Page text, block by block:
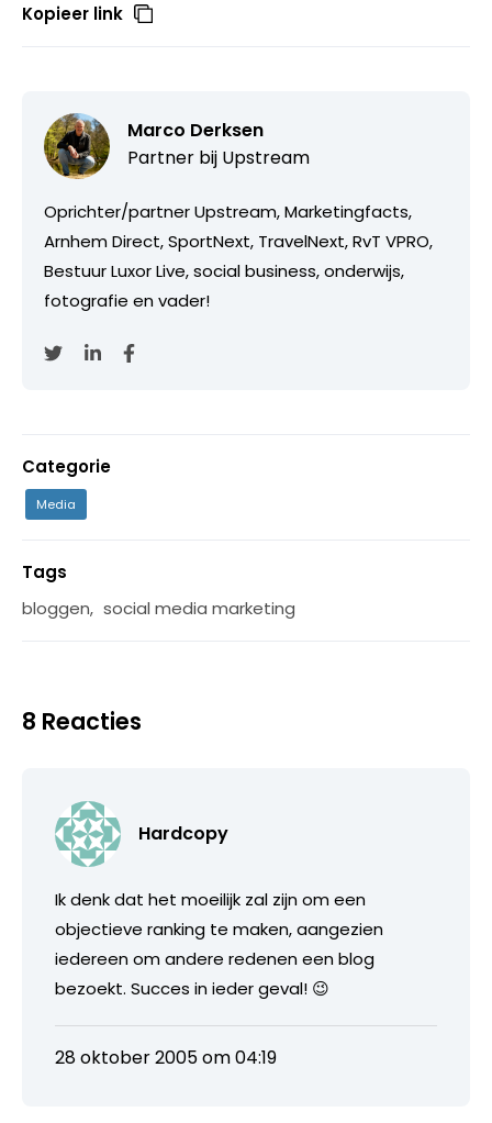
Kopieer link
Marco Derksen
Partner bij Upstream
Oprichter/partner Upstream, Marketingfacts,
Arnhem Direct, SportNext, TravelNext, RvT VPRO,
Bestuur Luxor Live, social business, onderwijs,
fotografie en vader!
Categorie
Media
Tags
bloggen, social media marketing
8 Reacties
Hardcopy
Ik denk dat het moeilijk zal zijn om een
objectieve ranking te maken, aangezien
iedereen om andere redenen een blog
bezoekt. Succes in ieder geval! 😉
28 oktober 2005 om 04:19